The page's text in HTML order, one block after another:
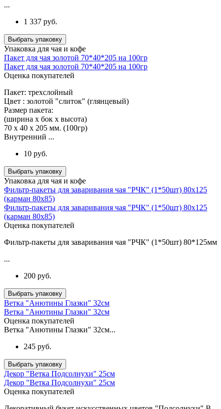
...
1 337 руб.
Выбрать упаковку
Упаковка для чая и кофе
Пакет для чая золотой 70*40*205 на 100гр
Пакет для чая золотой 70*40*205 на 100гр
Оценка покупателей
Пакет: трехслойный
Цвет : золотой "слиток" (глянцевый)
Размер пакета:
(ширина х бок х высота)
70 х 40 х 205 мм. (100гр)
Внутренний ...
10 руб.
Выбрать упаковку
Упаковка для чая и кофе
Фильтр-пакеты для заваривания чая "РЧК" (1*50шт) 80х125
(карман 80х85)
Фильтр-пакеты для заваривания чая "РЧК" (1*50шт) 80х125
(карман 80х85)
Оценка покупателей
Фильтр-пакеты для заваривания чая "РЧК" (1*50шт) 80*125мм
...
200 руб.
Выбрать упаковку
Ветка "Анютины Глазки" 32см
Ветка "Анютины Глазки" 32см
Оценка покупателей
Ветка "Анютины Глазки" 32см...
245 руб.
Выбрать упаковку
Декор "Ветка Подсолнухи" 25см
Декор "Ветка Подсолнухи" 25см
Оценка покупателей